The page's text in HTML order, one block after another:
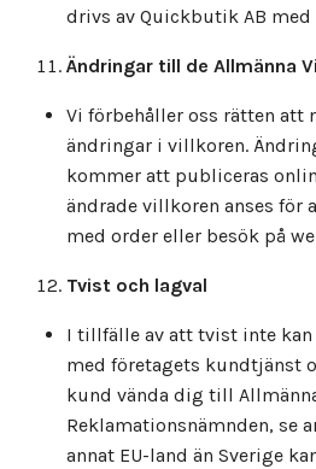
drivs av Quickbutik AB
Ändringar till de Allmänna
Vi förbehåller oss rätten att
ändringar i villkoren.
kommer att publiceras
ändrade villkoren anses för
med order eller besök på
Tvist och lagval
I tillfälle av att tvist inte kan
med företagets kundtjänst
kund vända dig till
Reklamationsnämnden, se
annat EU-land än Sverige